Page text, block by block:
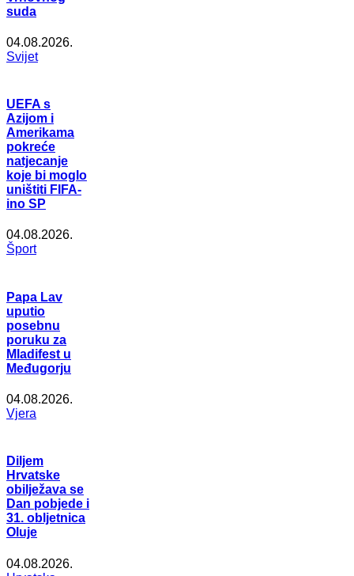
suda
04.08.2026.
Svijet
UEFA s
Azijom i
Amerikama
pokreće
natjecanje
koje bi moglo
uništiti FIFA-
ino SP
04.08.2026.
Šport
Papa Lav
uputio
posebnu
poruku za
Mladifest u
Međugorju
04.08.2026.
Vjera
Diljem
Hrvatske
obilježava se
Dan pobjede i
31. obljetnica
Oluje
04.08.2026.